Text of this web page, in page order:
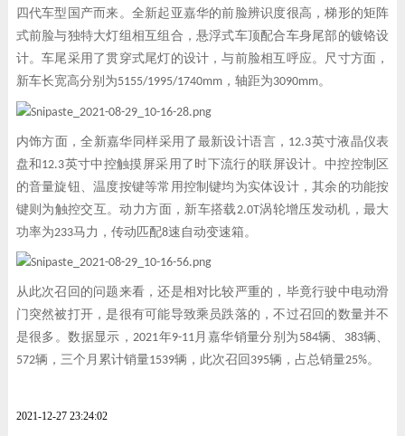
四代车型国产而来。全新起亚嘉华的前脸辨识度很高，梯形的矩阵
式前脸与独特大灯组相互组合，悬浮式车顶配合车身尾部的镀铬设
计。车尾采用了贯穿式尾灯的设计，与前脸相互呼应。尺寸方面，
新车长宽高分别为5155/1995/1740mm，轴距为3090mm。
内饰方面，全新嘉华同样采用了最新设计语言，12.3英寸液晶仪表
盘和12.3英寸中控触摸屏采用了时下流行的联屏设计。中控控制区
的音量旋钮、温度按键等常用控制键均为实体设计，其余的功能按
键则为触控交互。动力方面，新车搭载2.0T涡轮增压发动机，最大
功率为233马力，传动匹配8速自动变速箱。
从此次召回的问题来看，还是相对比较严重的，毕竟行驶中电动滑
门突然被打开，是很有可能导致乘员跌落的，不过召回的数量并不
是很多。数据显示，2021年9-11月嘉华销量分别为 584辆、 383辆、
572辆，三个月累计销量1539辆，此次召回 395辆，占总销量25%。
2021-12-27 23:24:02